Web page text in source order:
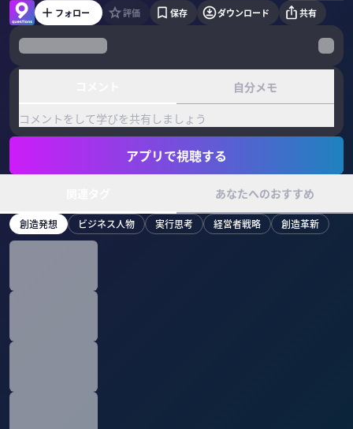
フォロー 評価 保存 ダウンロード 共有
自分メモ
コメントをして学びを共有しましょう
アプリで視聴する
あなたへのおすすめ
創造発想 ビジネス人物 実行思考 経営者戦略 創造革新